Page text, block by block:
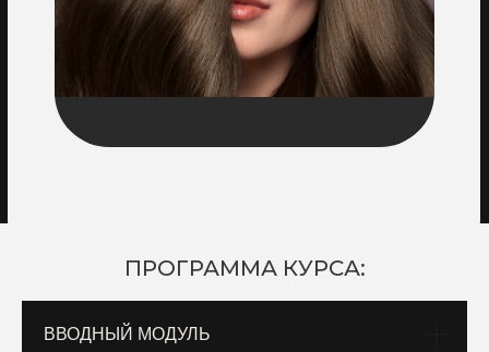
ПРОГРАММА КУРСА:
ВВОДНЫЙ МОДУЛЬ